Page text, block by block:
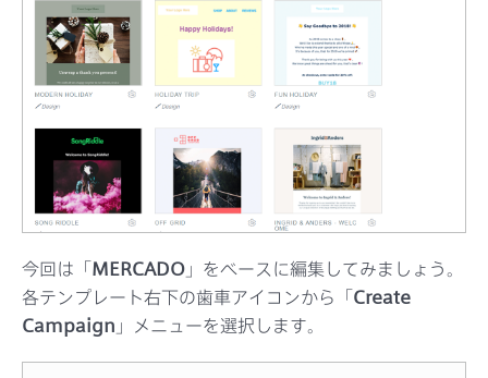
今回は「MERCADO 」をベースに編集してみましょう。
各テンプレート右下の歯車アイコンから「Create
Campaign 」メニューを選択します。